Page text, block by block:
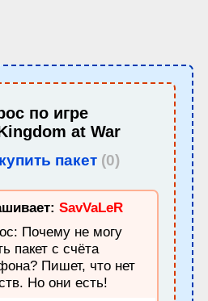
по игре
at War
пакет (0)
SavVaLeR
Почему не могу
пакет с счёта
Пишет, что нет
Но они есть!